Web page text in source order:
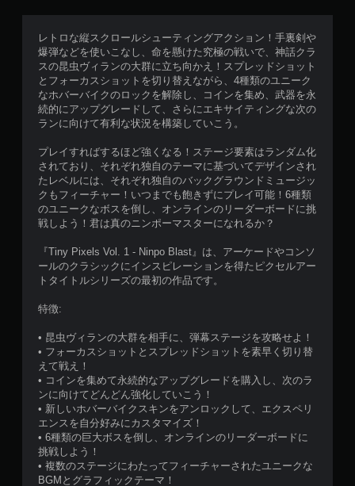
レトロな縦スクロールシューティングアクション！手裏剣や
爆弾などを使いこなし、命を懸けた究極の戦いで、神話クラ
スの昆虫ヴィランの大群に立ち向かえ！スプレッドショット
とフォーカスショットを切り替えながら、4種類のユニーク
なホバーバイクのロックを解除し、コインを集め、武器を永
続的にアップグレードして、さらにエキサイティングな次の
ランに向けて有利な状況を構築していこう。
プレイすればするほど強くなる！ステージ要素はランダム化
されており、それぞれ独自のテーマに基づいてデザインされ
たレベルには、それぞれ独自のバックグラウンドミュージッ
クもフィーチャー！いつまでも飽きずにプレイ可能！6種類
のユニークなボスを倒し、オンラインのリーダーボードに挑
戦しよう！君は真のニンポーマスターになれるか？
『Tiny Pixels Vol. 1 - Ninpo Blast』は、アーケードやコンソ
ールのクラシックにインスピレーションを得たピクセルアー
トタイトルシリーズの最初の作品です。
特徴:
• 昆虫ヴィランの大群を相手に、弾幕ステージを攻略せよ！
• フォーカスショットとスプレッドショットを素早く切り替
えて戦え！
• コインを集めて永続的なアップグレードを購入し、次のラ
ンに向けてどんどん強化していこう！
• 新しいホバーバイクスキンをアンロックして、エクスペリ
エンスを自分好みにカスタマイズ！
• 6種類の巨大ボスを倒し、オンラインのリーダーボードに
挑戦しよう！
• 複数のステージにわたってフィーチャーされたユニークな
BGMとグラフィックテーマ！